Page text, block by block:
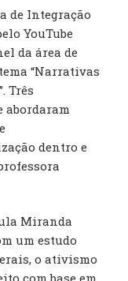
de Integração
YouTube
da área de
“Narrativas
Três
abordaram
dentro e
Miranda
um estudo
o ativismo